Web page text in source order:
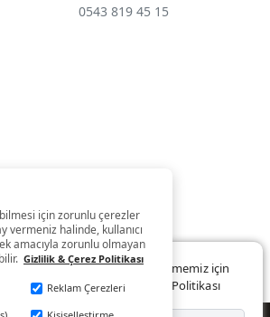
iyi ve kaliteli hizmet sunabilmemiz için
Detaylar:Gizlilik ve Çerez Politikası
0543 819 45 15
için zorunlu çerezler
vermeniz halinde, kullanıcı
amacıyla zorunlu olmayan
Gizlilik & Çerez Politikası
Reklam Çerezleri